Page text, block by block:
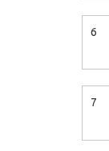
6
7